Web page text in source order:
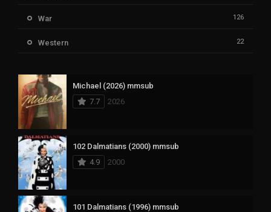
War 126
Western 22
Michael (2026) mmsub
7.7
2026
102 Dalmatians (2000) mmsub
4.9
2000
101 Dalmatians (1996) mmsub